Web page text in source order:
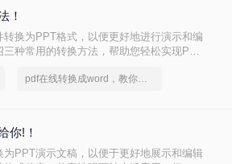
！
换为PPT格式，以便更好地进行演示和编
种常用的转换方法，帮助您轻松实现PDF
pdf在线转换成word，教你一个方法
你!！
PPT演示文稿，以便于更好地展示和编辑